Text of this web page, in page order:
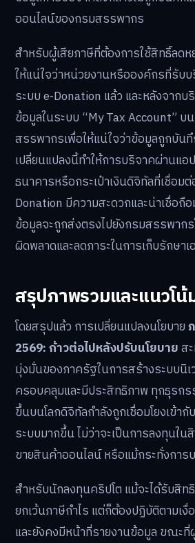
ออนไลน์ของกรมสรรพากร
สำหรับผู้เสียภาษีที่ต้องการใช้สิทธิ์ลด
ให้แน่ใจว่าหน่วยงานหรือองค์กรที่รับบ
ระบบ e-Donation แล้ว และหลังจาก
ข้อมูลในระบบ “My Tax Account” บ
สรรพากรเพื่อให้แน่ใจว่าข้อมูลถูกบัน
เปลี่ยนแปลงนี้ทำให้การบริจาคผ่านแ
ธนาคารหรือกระเป๋าเงินดิจิทัลที่เชื่อม
Donation มีความสะดวกและน่าเชื่อถื
ข้อมูลจะถูกส่งตรงไปยังกรมสรรพาก
ผิดพลาดและลดภาระในการเก็บรักษา
สรุปภาพรวมและแนวโน้
โดยสรุปแล้ว การเปลี่ยนแปลงนโยบาย
2569: ก้าวต่อไปหลังปรับนโยบายส
มุ่งมั่นของภาครัฐในการสร้างระบบนิ
ครอบคลุมและมีประสิทธิภาพ ทุกธุรกร
ขึ้นบนโลกดิจิทัลกำลังถูกเชื่อมโยงเข้า
ระบบมากขึ้น ไม่ว่าจะเป็นการลงทุนใ
ขายสินค้าออนไลน์ หรือแม้กระทั่งการ
สำหรับนักลงทุนคริปโต แม้จะได้รับสิท
ยกเว้นภาษีกำไร แต่ก็ต้องปฏิบัติตามเงื่
และยังคงมีหน้าที่รายงานข้อมูล ขณะที่